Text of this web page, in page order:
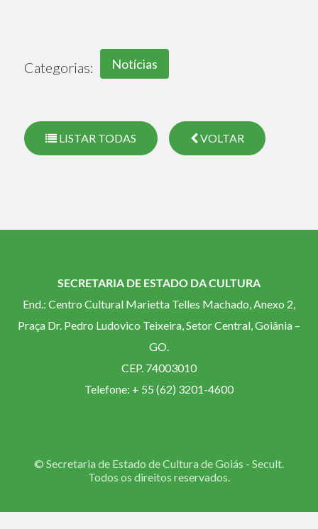
Categorias: Notícias
LISTAR TODAS VOLTAR
SECRETARIA DE ESTADO DA CULTURA
End.: Centro Cultural Marietta Telles Machado, Anexo 2,
Praça Dr. Pedro Ludovico Teixeira, Setor Central, Goiânia –
GO.
CEP. 74003010
Telefone: + 55 (62) 3201-4600
© Secretaria de Estado de Cultura de Goiás - Secult.
Todos os direitos reservados.